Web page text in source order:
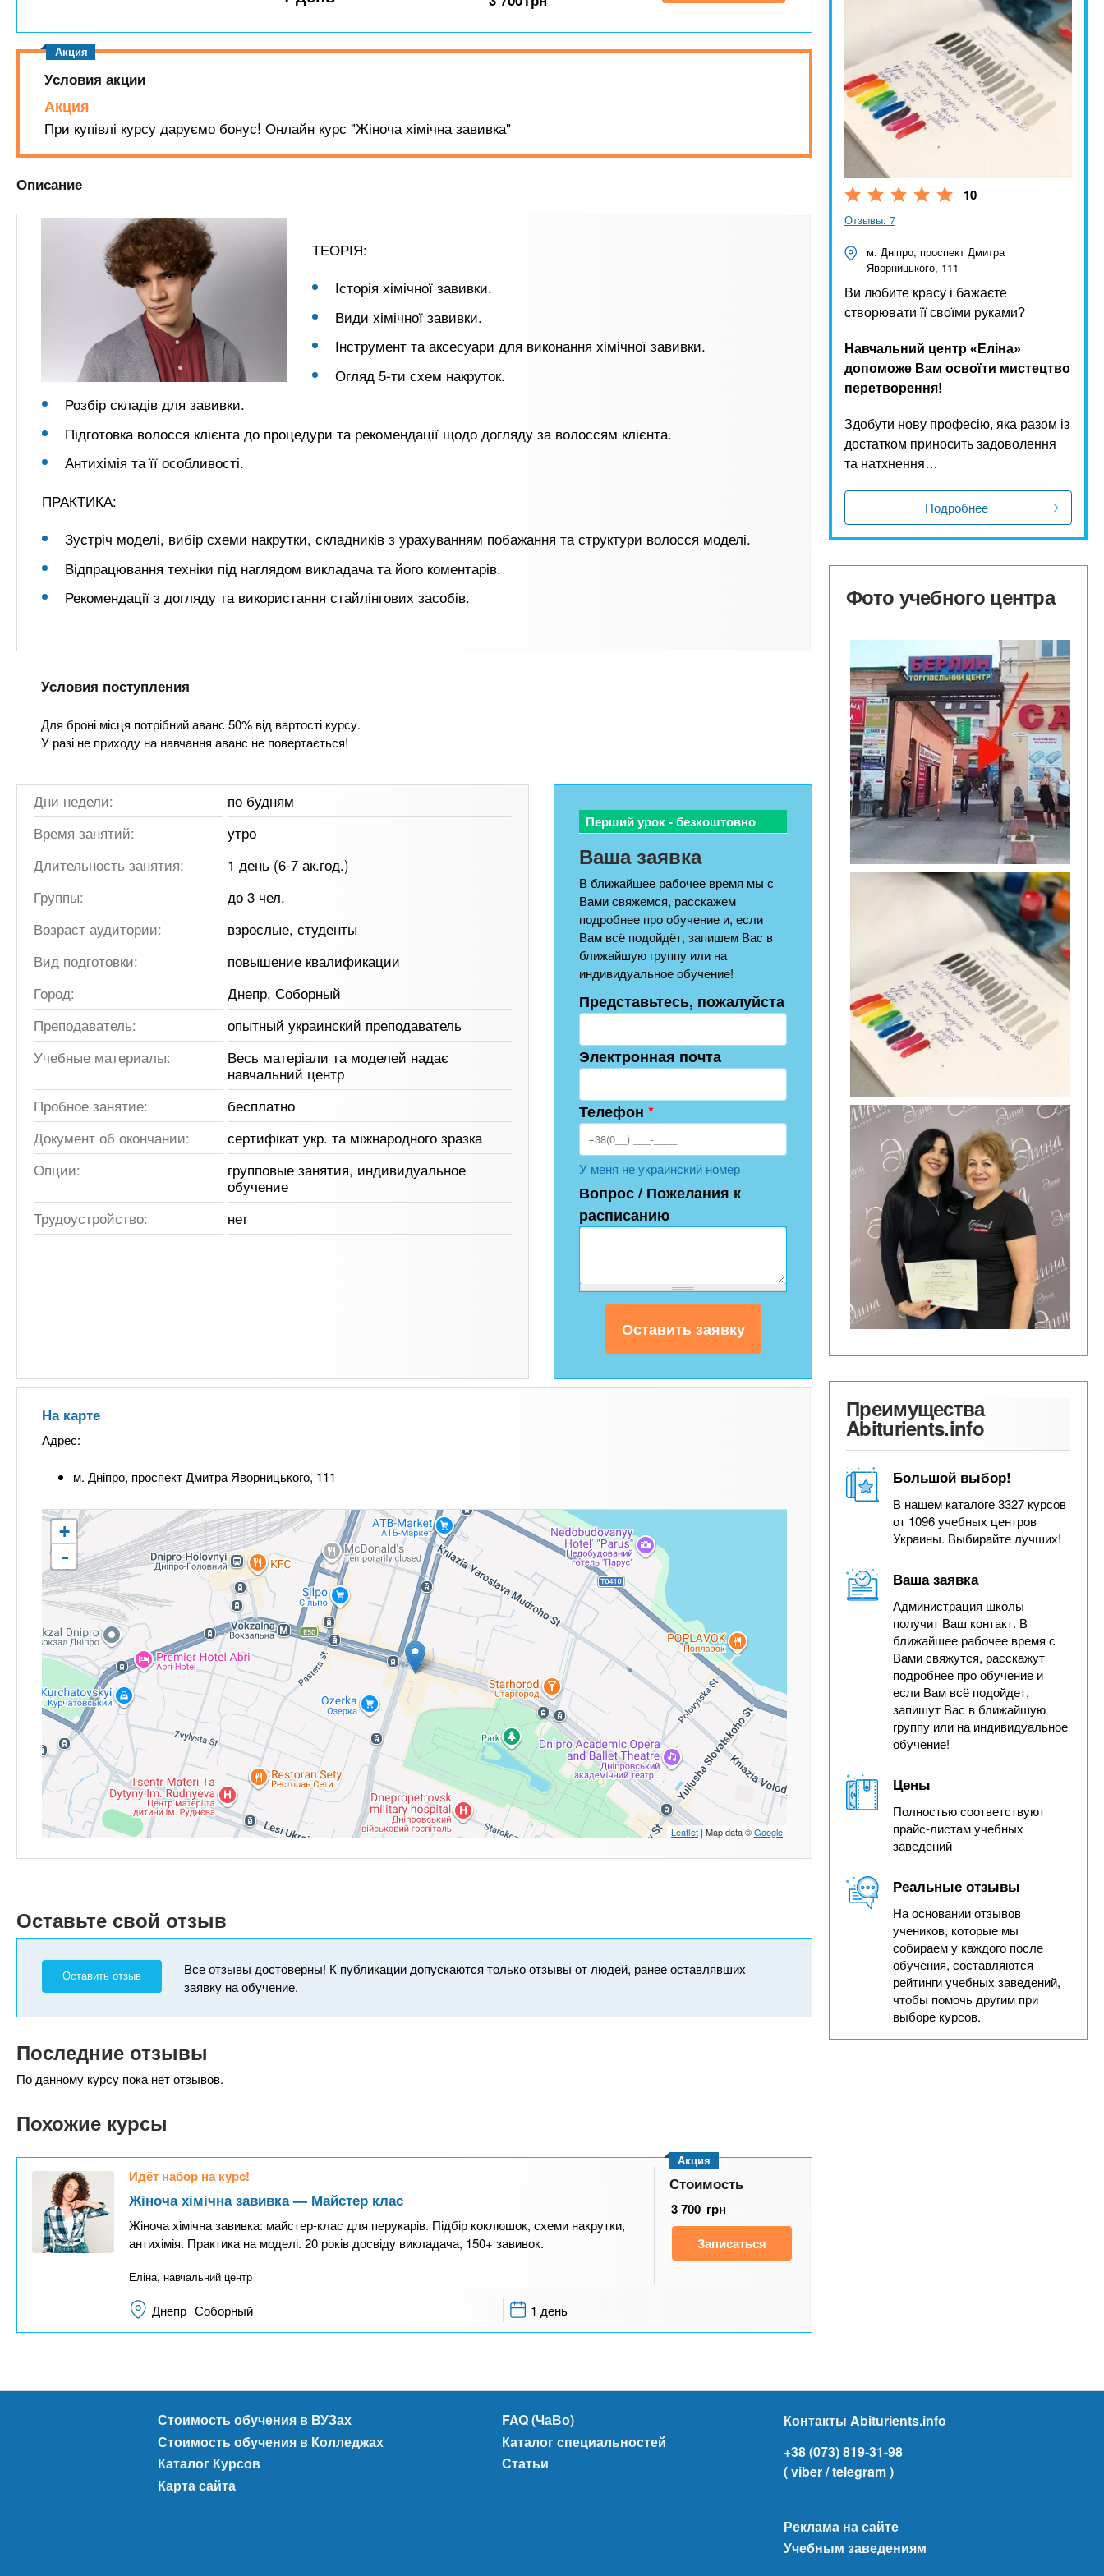
n
t
.
i
n
з
а
е
н
и
й
Условия акции
Акция
При купівлі курсу даруємо бонус! Онлайн курс "Жіноча хімічна завивка"
Описание
ТЕОРІЯ:
Історія хімічної завивки.
Види хімічної завивки.
Інструмент та аксесуари для виконання хімічної завивки.
Огляд 5-ти схем накруток.
Розбір складів для завивки.
Підготовка волосся клієнта до процедури та рекомендації щодо догляду за волоссям клієнта.
Антихімія та її особливості.
ПРАКТИКА:
Зустріч моделі, вибір схеми накрутки, складників з урахуванням побажання та структури волосся моделі.
Відпрацювання техніки під наглядом викладача та його коментарів.
Рекомендації з догляду та використання стайлінгових засобів.
Условия поступления
Для броні місця потрібний аванс 50% від вартості курсу.
У разі не приходу на навчання аванс не повертається!
Дни недели:
по будням
Время занятий:
утро
Длительность занятия:
1 день (6-7 ак.год.)
Группы:
до 3 чел.
Возраст аудитории:
взрослые, студенты
Вид подготовки:
повышение квалификации
Город:
Днепр, Соборный
Преподаватель:
опытный украинский преподаватель
Учебные материалы:
Весь матеріали та моделей надає
навчальний центр
Пробное занятие:
бесплатно
Документ об окончании:
сертифікат укр. та міжнародного зразка
Опции:
групповые занятия, индивидуальное
обучение
Трудоустройство:
нет
Перший урок - безкоштовно
Ваша заявка
В ближайшее рабочее время мы с
Вами свяжемся, расскажем
подробнее про обучение и, если
Вам всё подойдёт, запишем Вас в
ближайшую группу или на
индивидуальное обучение!
Представьтесь, пожалуйста
Электронная почта
Телефон *
У меня не украинский номер
Вопрос / Пожелания к
расписанию
На карте
Адрес:
м. Дніпро, проспект Дмитра Яворницького, 111
+
-
Leaflet | Map data ©Google
Оставьте свой отзыв
Оставить отзыв
Все отзывы достоверны! К публикации допускаются только отзывы от людей, ранее оставлявших
заявку на обучение.
Последние отзывы
По данному курсу пока нет отзывов.
Похожие курсы
Идёт набор на курс!
Жіноча хімічна завивка — Майстер клас
Жіноча хімічна завивка: майстер-клас для перукарів. Підбір коклюшок, схеми накрутки,
антихімія. Практика на моделі. 20 років досвіду викладача, 150+ завивок.
Еліна, навчальний центр
Акция
Стоимость
3 700 грн
Записаться
Днепр Соборный 1 день
10
Отзывы: 7
м. Дніпро, проспект Дмитра
Яворницького, 111
Ви любите красу і бажаєте
створювати її своїми руками?
Навчальний центр «Еліна»
допоможе Вам освоїти мистецтво
перетворення!
Здобути нову професію, яка разом із
достатком приносить задоволення
та натхнення…
Подробнее
Фото учебного центра
Преимущества
Abiturients.info
Большой выбор!
В нашем каталоге 3327 курсов
от 1096 учебных центров
Украины. Выбирайте лучших!
Ваша заявка
Администрация школы
получит Ваш контакт. В
ближайшее рабочее время с
Вами свяжутся, расскажут
подробнее про обучение и
если Вам всё подойдет,
запишут Вас в ближайшую
группу или на индивидуальное
обучение!
Цены
Полностью соответствуют
прайс-листам учебных
заведений
Реальные отзывы
На основании отзывов
учеников, которые мы
собираем у каждого после
обучения, составляются
рейтинги учебных заведений,
чтобы помочь другим при
выборе курсов.
Стоимость обучения в ВУЗах
Стоимость обучения в Колледжах
Каталог Курсов
Карта сайта
FAQ (ЧаВо)
Каталог специальностей
Статьи
Контакты Abiturients.info
+38 (073) 819-31-98
( viber/ telegram )
Реклама на сайте
Учебным заведениям